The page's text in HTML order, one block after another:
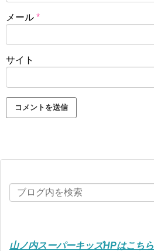
メール *
サイト
山ノ内スーパーキッズHPはこちら